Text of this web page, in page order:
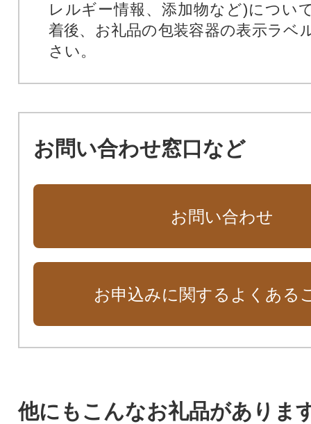
レルギー情報、添加物など)につい
着後、お礼品の包装容器の表示ラベ
さい。
お問い合わせ窓口など
お問い合わせ
お申込みに関するよくある
他にもこんなお礼品がありま